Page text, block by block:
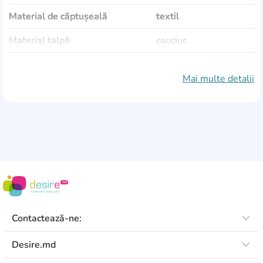
Material de căptușeală
textil
Material talpă
cauciuc
Mai multe detalii
Contactează-ne:
Desire.md